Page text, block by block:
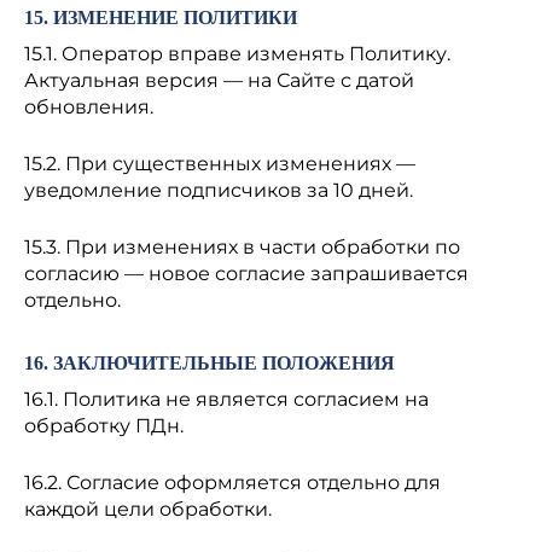
15. ИЗМЕНЕНИЕ ПОЛИТИКИ
15.1. Оператор вправе изменять Политику.
Актуальная версия — на Сайте с датой
обновления.
15.2. При существенных изменениях —
уведомление подписчиков за 10 дней.
15.3. При изменениях в части обработки по
согласию — новое согласие запрашивается
отдельно.
16. ЗАКЛЮЧИТЕЛЬНЫЕ ПОЛОЖЕНИЯ
16.1. Политика не является согласием на
обработку ПДн.
16.2. Согласие оформляется отдельно для
каждой цели обработки.